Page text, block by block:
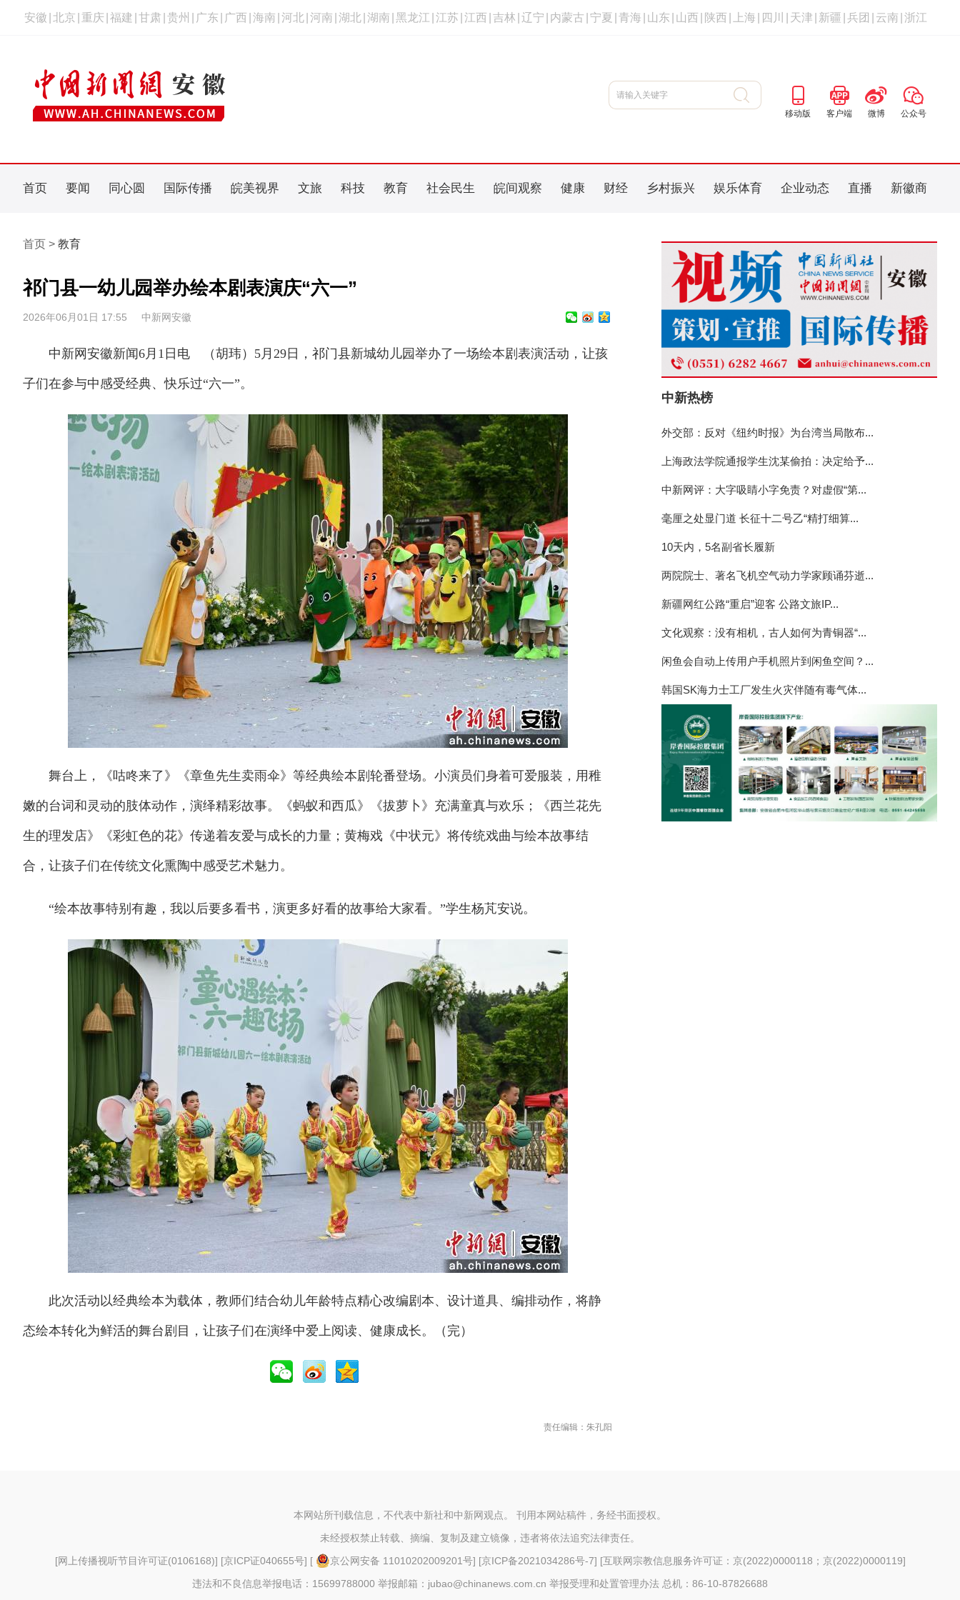
安徽 北京 重庆 福建 甘肃 贵州 广东 广西 海南 河北 河南 湖北 湖南 黑龙江 江苏 江西 吉林 辽宁 内蒙古 宁夏 青海 山东 山西 陕西 上海 四川 天津 新疆 兵团 云南 浙江
移动版 客户端 微博 公众号
首页 要闻 同心圆 国际传播 皖美视界 文旅 科技 教育 社会民生 皖间观察 健康 财经 乡村振兴 娱乐体育 企业动态 直播 新徽商
首页 > 教育
祁门县一幼儿园举办绘本剧表演庆“六一”
2026年06月01日 17:55 中新网安徽
中新网安徽新闻6月1日电 （胡玮）5月29日，祁门县新城幼儿园举办了一场绘本剧表演活动，让孩
子们在参与中感受经典、快乐过“六一”。
舞台上，《咕咚来了》《章鱼先生卖雨伞》等经典绘本剧轮番登场。小演员们身着可爱服装，用稚
嫩的台词和灵动的肢体动作，演绎精彩故事。《蚂蚁和西瓜》《拔萝卜》充满童真与欢乐；《西兰花先
生的理发店》《彩虹色的花》传递着友爱与成长的力量；黄梅戏《中状元》将传统戏曲与绘本故事结
合，让孩子们在传统文化熏陶中感受艺术魅力。
“绘本故事特别有趣，我以后要多看书，演更多好看的故事给大家看。”学生杨芃安说。
此次活动以经典绘本为载体，教师们结合幼儿年龄特点精心改编剧本、设计道具、编排动作，将静
态绘本转化为鲜活的舞台剧目，让孩子们在演绎中爱上阅读、健康成长。（完）
责任编辑：朱孔阳
中新热榜
外交部：反对《纽约时报》为台湾当局散布...
上海政法学院通报学生沈某偷拍：决定给予...
中新网评：大字吸睛小字免责？对虚假“第...
毫厘之处显门道 长征十二号乙“精打细算...
10天内，5名副省长履新
两院院士、著名飞机空气动力学家顾诵芬逝...
新疆网红公路“重启”迎客 公路文旅IP...
文化观察：没有相机，古人如何为青铜器“...
闲鱼会自动上传用户手机照片到闲鱼空间？...
韩国SK海力士工厂发生火灾伴随有毒气体...
本网站所刊载信息，不代表中新社和中新网观点。 刊用本网站稿件，务经书面授权。
未经授权禁止转载、摘编、复制及建立镜像，违者将依法追究法律责任。
[网上传播视听节目许可证(0106168)] [京ICP证040655号] [ 京公网安备 11010202009201号] [京ICP备2021034286号-7] [互联网宗教信息服务许可证：京(2022)0000118；京(2022)0000119]
违法和不良信息举报电话：15699788000 举报邮箱：jubao@chinanews.com.cn 举报受理和处置管理办法 总机：86-10-87826688